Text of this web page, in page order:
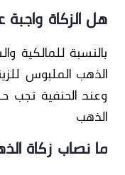
هل الزكاة
بالنسبة للمالكية
الذهب الملبوس
وعند الحنفية
الذهب
ما نصاب زكاة